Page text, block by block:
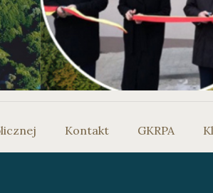
Kontakt GKRPA